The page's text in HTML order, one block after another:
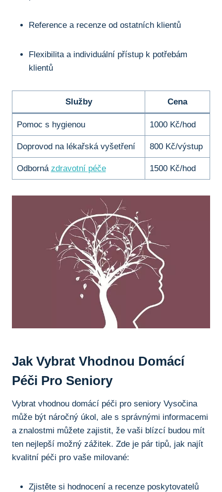
Reference a recenze od ostatních klientů
Flexibilita a individuální přístup k potřebám
klientů
Služby Cena
Pomoc s hygienou 1000 Kč/hod
Doprovod na lékařská vyšetření 800 Kč/výstup
Odborná zdravotní péče 1500 Kč/hod
Jak Vybrat Vhodnou Domácí
Péči Pro Seniory
Vybrat vhodnou domácí péči pro seniory Vysočina
může být náročný úkol, ale s správnými informacemi
a znalostmi můžete zajistit, že vaši blízcí budou mít
ten nejlepší možný zážitek. Zde je pár tipů, jak najít
kvalitní péči pro vaše milované:
Zjistěte si hodnocení a recenze poskytovatelů